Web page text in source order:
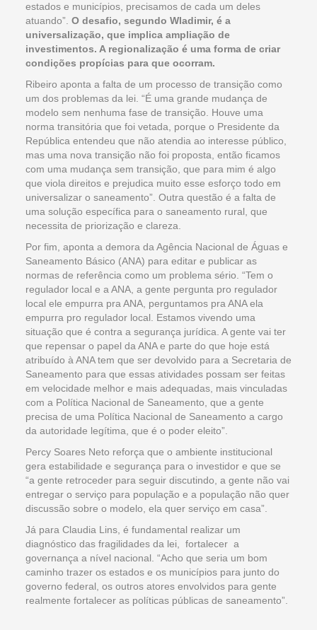
estados e municípios, precisamos de cada um deles
atuando”. O desafio, segundo Wladimir, é a
universalização, que implica ampliação de
investimentos. A regionalização é uma forma de criar
condições propícias para que ocorram.
Ribeiro aponta a falta de um processo de transição como
um dos problemas da lei. “É uma grande mudança de
modelo sem nenhuma fase de transição. Houve uma
norma transitória que foi vetada, porque o Presidente da
República entendeu que não atendia ao interesse público,
mas uma nova transição não foi proposta, então ficamos
com uma mudança sem transição, que para mim é algo
que viola direitos e prejudica muito esse esforço todo em
universalizar o saneamento”. Outra questão é a falta de
uma solução específica para o saneamento rural, que
necessita de priorização e clareza.
Por fim, aponta a demora da Agência Nacional de Águas e
Saneamento Básico (ANA) para editar e publicar as
normas de referência como um problema sério. “Tem o
regulador local e a ANA, a gente pergunta pro regulador
local ele empurra pra ANA, perguntamos pra ANA ela
empurra pro regulador local. Estamos vivendo uma
situação que é contra a segurança jurídica. A gente vai ter
que repensar o papel da ANA e parte do que hoje está
atribuído à ANA tem que ser devolvido para a Secretaria de
Saneamento para que essas atividades possam ser feitas
em velocidade melhor e mais adequadas, mais vinculadas
com a Política Nacional de Saneamento, que a gente
precisa de uma Política Nacional de Saneamento a cargo
da autoridade legítima, que é o poder eleito”.
Percy Soares Neto reforça que o ambiente institucional
gera estabilidade e segurança para o investidor e que se
“a gente retroceder para seguir discutindo, a gente não vai
entregar o serviço para população e a população não quer
discussão sobre o modelo, ela quer serviço em casa”.
Já para Claudia Lins, é fundamental realizar um
diagnóstico das fragilidades da lei, fortalecer a
governança a nível nacional. “Acho que seria um bom
caminho trazer os estados e os municípios para junto do
governo federal, os outros atores envolvidos para gente
realmente fortalecer as políticas públicas de saneamento”.